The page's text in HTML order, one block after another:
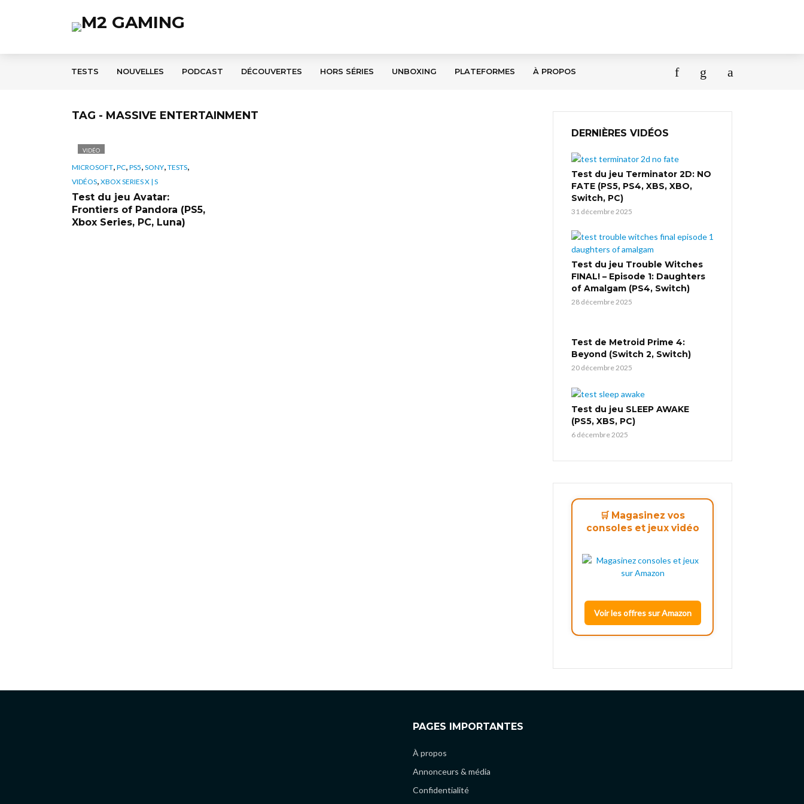
TESTS NOUVELLES PODCAST DÉCOUVERTES HORS SÉRIES UNBOXING PLATEFORMES À PROPOS
TAG - MASSIVE ENTERTAINMENT
VIDÉO
MICROSOFT, PC, PS5, SONY, TESTS,
VIDÉOS, XBOX SERIES X | S
Test du jeu Avatar:
Frontiers of Pandora (PS5,
Xbox Series, PC, Luna)
DERNIÈRES VIDÉOS
Test du jeu Terminator 2D: NO
FATE (PS5, PS4, XBS, XBO,
Switch, PC)
31 décembre 2025
Test du jeu Trouble Witches
FINAL! – Episode 1: Daughters
of Amalgam (PS4, Switch)
28 décembre 2025
Test de Metroid Prime 4:
Beyond (Switch 2, Switch)
20 décembre 2025
Test du jeu SLEEP AWAKE
(PS5, XBS, PC)
6 décembre 2025
🛒 Magasinez vos
consoles et jeux vidéo
Voir les offres sur Amazon
PAGES IMPORTANTES
À propos
Annonceurs & média
Confidentialité